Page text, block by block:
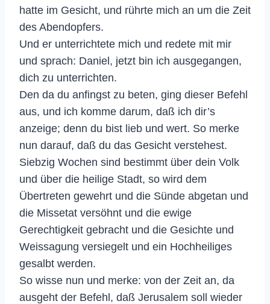
hatte im Gesicht, und rührte mich an um die Zeit
des Abendopfers.
Und er unterrichtete mich und redete mit mir
und sprach: Daniel, jetzt bin ich ausgegangen,
dich zu unterrichten.
Den da du anfingst zu beten, ging dieser Befehl
aus, und ich komme darum, daß ich dir’s
anzeige; denn du bist lieb und wert. So merke
nun darauf, daß du das Gesicht verstehest.
Siebzig Wochen sind bestimmt über dein Volk
und über die heilige Stadt, so wird dem
Übertreten gewehrt und die Sünde abgetan und
die Missetat versöhnt und die ewige
Gerechtigkeit gebracht und die Gesichte und
Weissagung versiegelt und ein Hochheiliges
gesalbt werden.
So wisse nun und merke: von der Zeit an, da
ausgeht der Befehl, daß Jerusalem soll wieder